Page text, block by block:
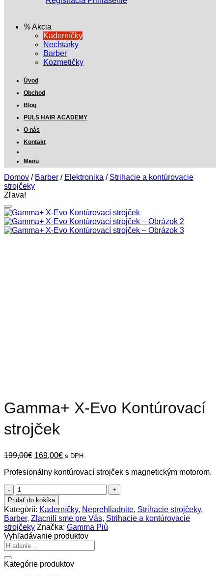
Akcia
Kaderníčky
Nechtárky
Barber
Kozmetičky
Úvod
Obchod
Blog
PULS HAIR ACADEMY
O nás
Kontakt
Menu
Domov / Barber / Elektronika / Strihacie a kontúrovacie
strojčeky
Zľava!
Gamma+ X-Evo Kontúrovací
strojček
199,00€ Pôvodná
bola:
169,00€Aktuálna
je:
s DPH
Profesionálny kontúrovací strojček s magnetickým motorom.
množstvo
Gamma+
X-
Evo
Kontúrovací
strojček
Pridať do košíka
Kategórií: Kaderníčky, Neprehliadnite, Strihacie strojčeky,
Barber, Zlacnili sme pre Vás, Strihacie a kontúrovacie
strojčeky Značka: Gamma Più
Vyhľadávanie produktov
Hľadať:
Kategórie produktov